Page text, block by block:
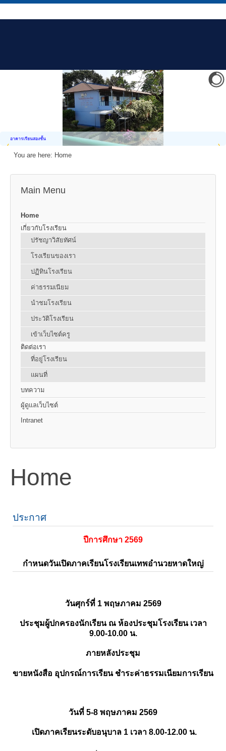
อาคารเรียนสองชั้น
You are here: Home
Main Menu
Home
เกี่ยวกับโรงเรียน
ปรัชญาวิสัยทัศน์
โรงเรียนของเรา
ปฏิทินโรงเรียน
ค่าธรรมเนียม
นำชมโรงเรียน
ประวัติโรงเรียน
เข้าเว็บไซต์ครู
ติดต่อเรา
ที่อยู่โรงเรียน
แผนที่
บทความ
ผู้ดูแลเว็บไซต์
Intranet
Home
ประกาศ
ปีการศึกษา 2569
กำหนดวันเปิดภาคเรียนโรงเรียนเทพอำนวยหาดใหญ่
วันศุกร์ที่ 1 พฤษภาคม 2569
ประชุมผู้ปกครองนักเรียน ณ ห้องประชุมโรงเรียน เวลา
9.00-10.00 น.
ภายหลังประชุม
ขายหนังสือ อุปกรณ์การเรียน ชำระค่าธรรมเนียมการเรียน
วันที่ 5-8 พฤษภาคม 2569
เปิดภาคเรียนระดับอนุบาล 1 เวลา 8.00-12.00 น.